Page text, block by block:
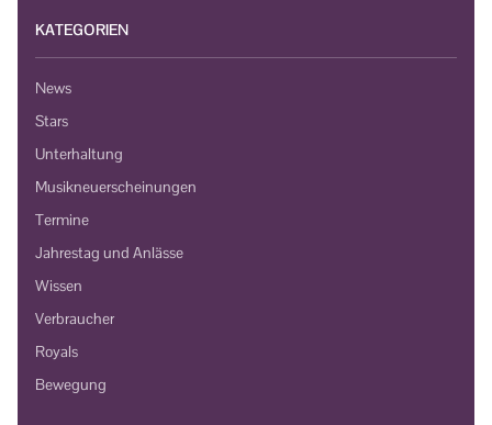
KATEGORIEN
News
Stars
Unterhaltung
Musikneuerscheinungen
Termine
Jahrestag und Anlässe
Wissen
Verbraucher
Royals
Bewegung